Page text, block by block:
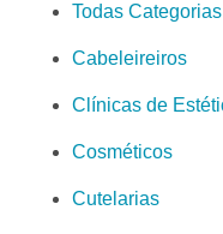
Todas Categorias
Cabeleireiros
Clínicas de
Cosméticos
Cutelarias